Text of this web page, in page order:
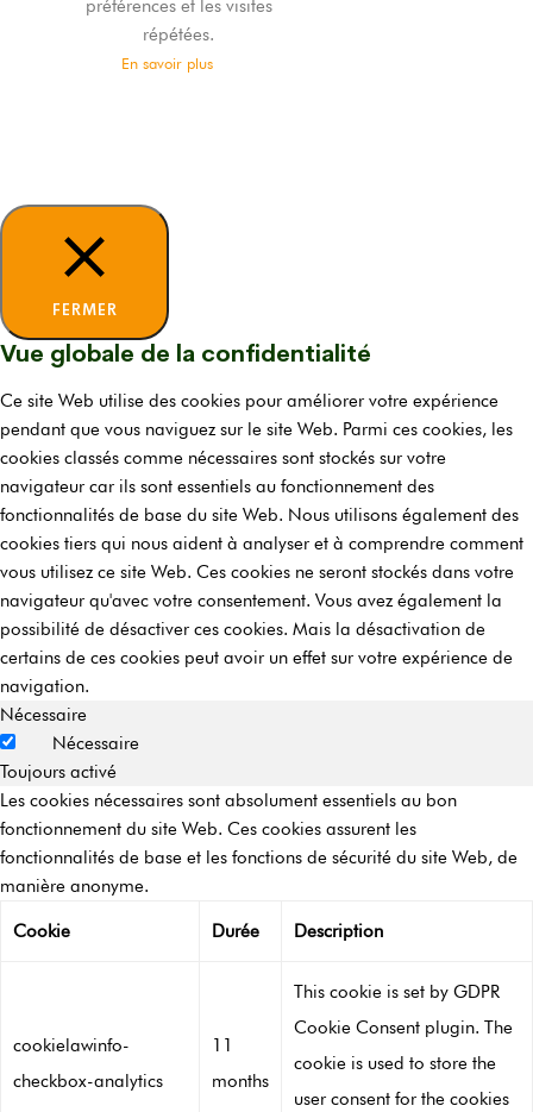
préférences et les visites
répétées.
En savoir plus
FERMER
Vue globale de la confidentialité
Ce site Web utilise des cookies pour améliorer votre expérience
pendant que vous naviguez sur le site Web. Parmi ces cookies, les
cookies classés comme nécessaires sont stockés sur votre
navigateur car ils sont essentiels au fonctionnement des
fonctionnalités de base du site Web. Nous utilisons également des
cookies tiers qui nous aident à analyser et à comprendre comment
vous utilisez ce site Web. Ces cookies ne seront stockés dans votre
navigateur qu'avec votre consentement. Vous avez également la
possibilité de désactiver ces cookies. Mais la désactivation de
certains de ces cookies peut avoir un effet sur votre expérience de
navigation.
Nécessaire
Nécessaire
Toujours activé
Les cookies nécessaires sont absolument essentiels au bon
fonctionnement du site Web. Ces cookies assurent les
fonctionnalités de base et les fonctions de sécurité du site Web, de
manière anonyme.
Cookie Durée Description
cookielawinfo-
checkbox-analytics
11
months
This cookie is set by GDPR
Cookie Consent plugin. The
cookie is used to store the
user consent for the cookies